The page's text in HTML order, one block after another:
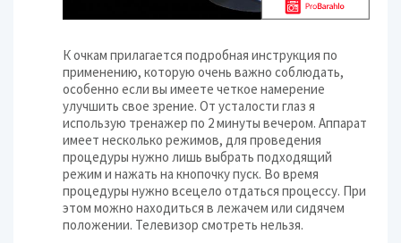
К очкам прилагается подробная инструкция по
применению, которую очень важно соблюдать,
особенно если вы имеете четкое намерение
улучшить свое зрение. От усталости глаз я
использую тренажер по 2 минуты вечером. Аппарат
имеет несколько режимов, для проведения
процедуры нужно лишь выбрать подходящий
режим и нажать на кнопочку пуск. Во время
процедуры нужно всецело отдаться процессу. При
этом можно находиться в лежачем или сидячем
положении. Телевизор смотреть нельзя.